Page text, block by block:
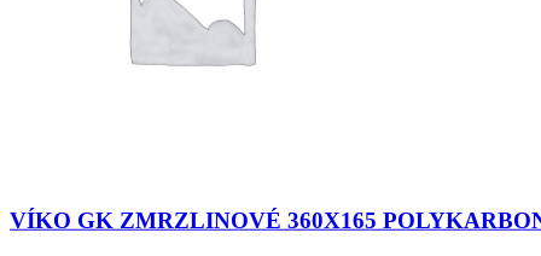
VÍKO GK ZMRZLINOVÉ 360X165